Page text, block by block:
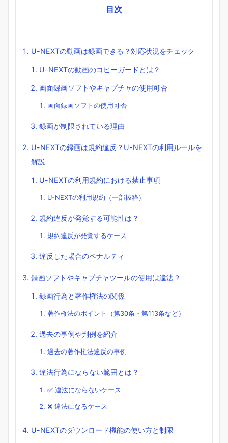
目次
U-NEXTの動画は録画できる？対応状況をチェック
U-NEXTの動画のコピーガードとは？
画面録画ソフトやキャプチャの使用可否
画面録画ソフトの使用可否
録画が制限されている理由
U-NEXTの録画は規約違反？U-NEXTの利用ルールを
解説
U-NEXTの利用規約における禁止事項
U-NEXTの利用規約（一部抜粋）
規約違反が発覚する可能性は？
規約違反が発覚するケース
違反した場合のペナルティ
録画ソフトやキャプチャツールの使用は違法？
録画行為と著作権法の関係
著作権法のポイント（第30条・第113条など）
過去の事例や判例を紹介
過去の著作権法違反の事例
違法行為にならない範囲とは？
✅ 違法にならないケース
❌ 違法になるケース
U-NEXTのダウンロード機能の使い方と制限